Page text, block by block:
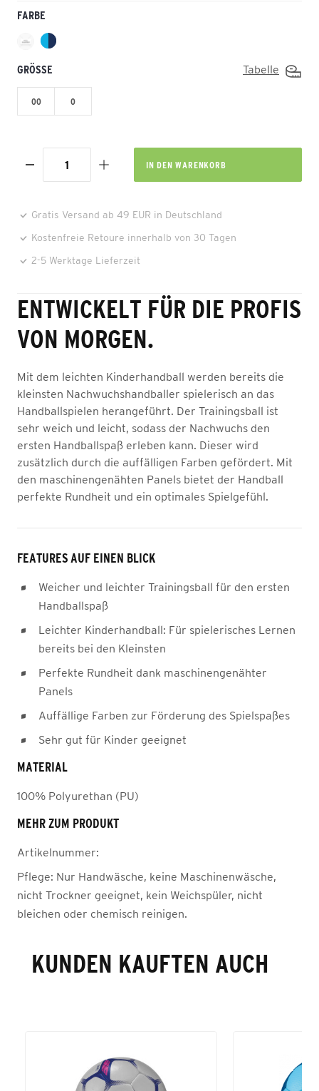
FARBE
GRÖSSE Tabelle
00 0
IN DEN WARENKORB
Gratis Versand ab 49 EUR in Deutschland
Kostenfreie Retoure innerhalb von 30 Tagen
2-5 Werktage Lieferzeit
ENTWICKELT FÜR DIE PROFIS
VON MORGEN.
Mit dem leichten Kinderhandball werden bereits die
kleinsten Nachwuchshandballer spielerisch an das
Handballspielen herangeführt. Der Trainingsball ist
sehr weich und leicht, sodass der Nachwuchs den
ersten Handballspaß erleben kann. Dieser wird
zusätzlich durch die auffälligen Farben gefördert. Mit
den maschinengenähten Panels bietet der Handball
perfekte Rundheit und ein optimales Spielgefühl.
FEATURES AUF EINEN BLICK
Weicher und leichter Trainingsball für den ersten
Handballspaß
Leichter Kinderhandball: Für spielerisches Lernen
bereits bei den Kleinsten
Perfekte Rundheit dank maschinengenähter
Panels
Auffällige Farben zur Förderung des Spielspaßes
Sehr gut für Kinder geeignet
MATERIAL
100% Polyurethan (PU)
MEHR ZUM PRODUKT
Artikelnummer:
Pflege: Nur Handwäsche, keine Maschinenwäsche,
nicht Trockner geeignet, kein Weichspüler, nicht
bleichen oder chemisch reinigen.
KUNDEN KAUFTEN AUCH